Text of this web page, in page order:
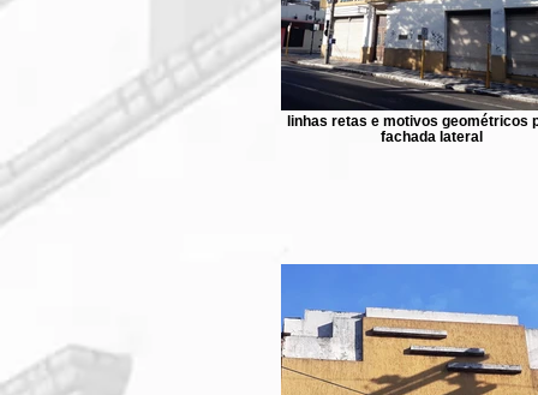
linhas retas e motivos geométricos
fachada lateral